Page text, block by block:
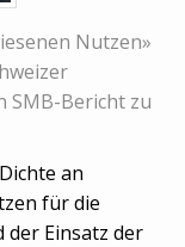
Nutzen»
SMB-Bericht zu
an
für die
Einsatz der